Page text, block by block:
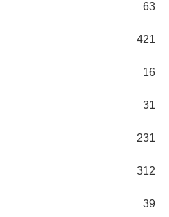
63
421
16
31
231
312
39